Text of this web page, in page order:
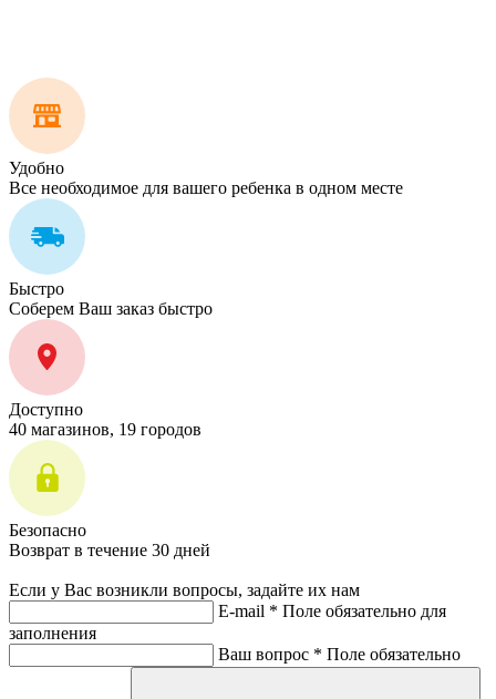
Удобно
Все необходимое для вашего ребенка в одном месте
Быстро
Соберем Ваш заказ быстро
Доступно
40 магазинов, 19 городов
Безопасно
Возврат в течение 30 дней
Если у Вас возникли вопросы, задайте их нам
E-mail * Поле обязательно для
заполнения
Ваш вопрос * Поле обязательно